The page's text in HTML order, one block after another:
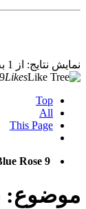
نمایش نتایج: از 1 به 4 از 4
9Likes
Top
All
This Page
9
Rose
موضوع: